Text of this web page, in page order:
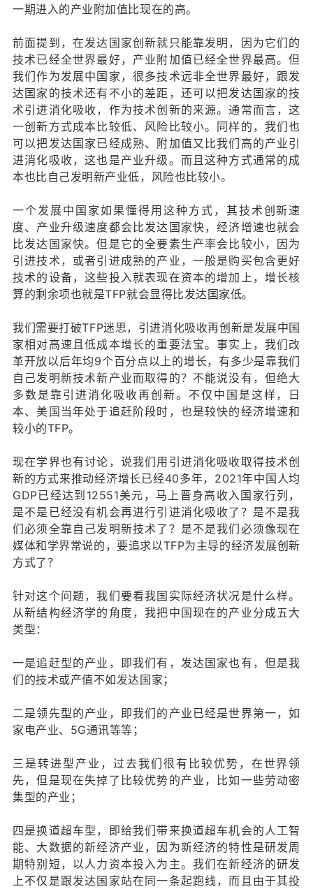
一期进入的产业附加值比现在的高。
前面提到，在发达国家创新就只能靠发明，因为它们的
技术已经全世界最好，产业附加值已经全世界最高。但
我们作为发展中国家，很多技术远非全世界最好，跟发
达国家的技术还有不小的差距，还可以把发达国家的技
术引进消化吸收，作为技术创新的来源。通常而言，这
一创新方式成本比较低、风险比较小。同样的，我们也
可以把发达国家已经成熟、附加值又比我们高的产业引
进消化吸收，这也是产业升级。而且这种方式通常的成
本也比自己发明新产业低，风险也比较小。
一个发展中国家如果懂得用这种方式，其技术创新速
度、产业升级速度都会比发达国家快，经济增速也就会
比发达国家快。但是它的全要素生产率会比较小，因为
引进技术，或者引进成熟的产业，一般是购买包含更好
技术的设备，这些投入就表现在资本的增加上，增长核
算的剩余项也就是TFP就会显得比发达国家低。
我们需要打破TFP迷思，引进消化吸收再创新是发展中国
家相对高速且低成本增长的重要法宝。事实上，我们改
革开放以后年均9个百分点以上的增长，有多少是靠我们
自己发明新技术新产业而取得的？不能说没有，但绝大
多数是靠引进消化吸收再创新。不仅中国是这样，日
本、美国当年处于追赶阶段时，也是较快的经济增速和
较小的TFP。
现在学界也有讨论，说我们用引进消化吸收取得技术创
新的方式来推动经济增长已经40多年，2021年中国人均
GDP已经达到12551美元，马上晋身高收入国家行列，
是不是已经没有机会再进行引进消化吸收了？是不是我
们必须全靠自己发明新技术了？是不是我们必须像现在
媒体和学界常说的，要追求以TFP为主导的经济发展创新
方式了？
针对这个问题，我们要看我国实际经济状况是什么样。
从新结构经济学的角度，我把中国现在的产业分成五大
类型：
一是追赶型的产业，即我们有，发达国家也有，但是我
们的技术或产值不如发达国家；
二是领先型的产业，即我们的产业已经是世界第一，如
家电产业、5G通讯等等；
三是转进型产业，过去我们很有比较优势，在世界领
先，但是现在失掉了比较优势的产业，比如一些劳动密
集型的产业；
四是换道超车型，即给我们带来换道超车机会的人工智
能、大数据的新经济产业，因为新经济的特性是研发周
期特别短，以人力资本投入为主。我们在新经济的研发
上不仅是跟发达国家站在同一条起跑线，而且由于其投